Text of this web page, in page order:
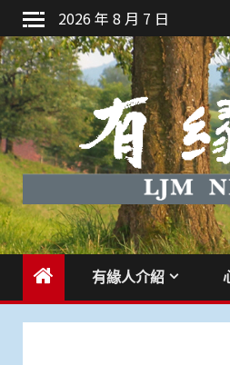
Skip
to
content
2026 年 8 月 7 日
有緣人介紹